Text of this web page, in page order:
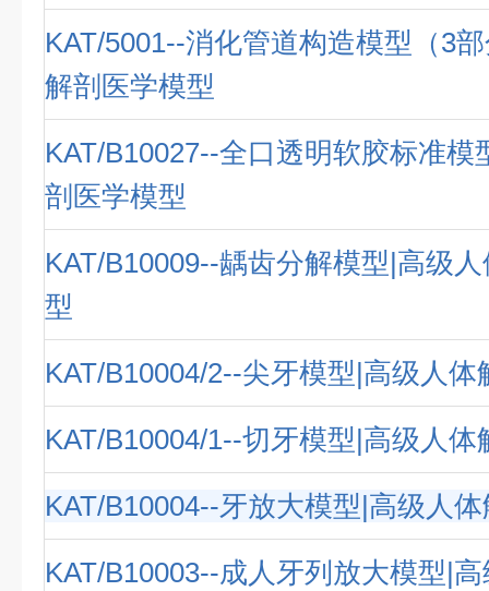
KAT/5001--消化管道构造模型（3
解剖医学模型
KAT/B10027--全口透明软胶标准模
剖医学模型
KAT/B10009--龋齿分解模型|高级
型
KAT/B10004/2--尖牙模型|高级人体
KAT/B10004/1--切牙模型|高级人体
KAT/B10004--牙放大模型|高级人
KAT/B10003--成人牙列放大模型|